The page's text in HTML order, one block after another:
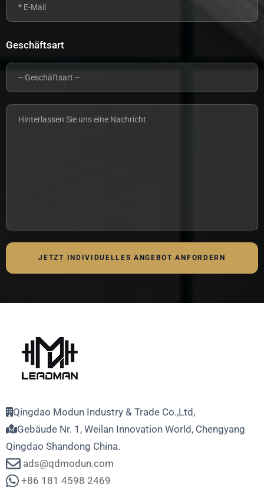
Geschäftsart
JETZT INDIVIDUELLES ANGEBOT ANFORDERN
Qingdao Modun Industry & Trade Co.,Ltd,
Gebäude Nr. 1, Weilan Innovation World, Chengyang
Qingdao Shandong China.
ads@qdmodun.com
+86 181 4598 2469